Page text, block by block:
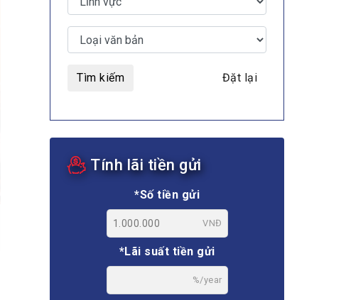
MULTIMEDIA
Video
E-magazines
Tìm kiếm Đặt lại
Tính lãi tiền gửi
*Số tiền gửi
VNĐ
*Lãi suất tiền gửi
%/year